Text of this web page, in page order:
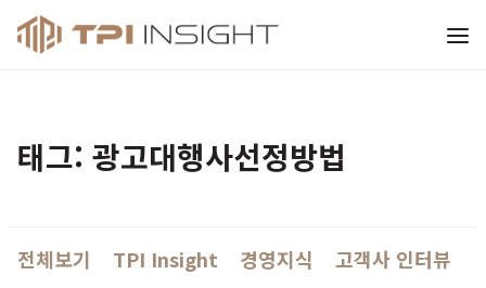
티피아이 인사이트
태그: 광고대행사선정방법
전체보기 TPI Insight 경영지식
고객사 인터뷰